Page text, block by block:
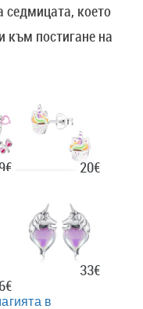
седмицата, което
към постигане на
20€
33€
в